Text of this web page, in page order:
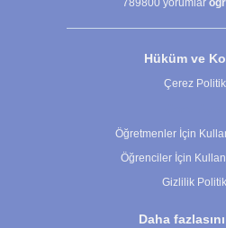
789800 yorumlar
Hüküm ve
Çerez
Öğretmenler İçin
Öğrenciler İçin
Gizlilik
Daha